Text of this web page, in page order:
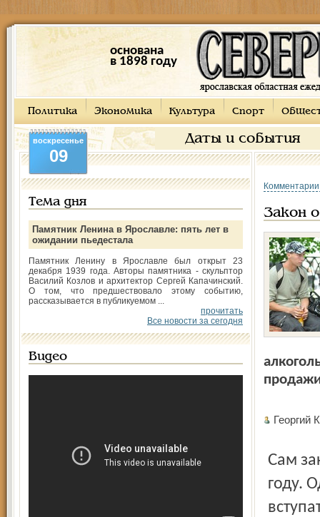
основана
в 1898 году
Политика Экономика Культура Спорт
Даты и события
воскресенье
09
Тема дня
Памятник Ленина в Ярославле: пять лет в
ожидании пьедестала
Памятник Ленину в Ярославле был открыт 23
декабря 1939 года. Авторы памятника - скульптор
Василий Козлов и архитектор Сергей Капачинский.
О том, что предшествовало этому событию,
рассказывается в публикуемом ...
прочитать
Все новости за сегодня
Видео
Закон
Сам закон (ФЗ № 218) Госдума приняла ещё в прошлом
году.